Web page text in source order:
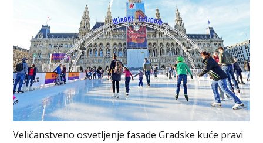
Veličanstveno osvetljenje fasade Gradske kuće pravi